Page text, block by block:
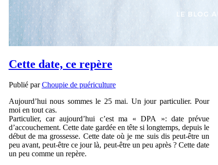
Cette date, ce repère
Publié parChoupie de puériculture
Aujourd’hui nous sommes le 25 mai. Un jour particulier. Pour
moi en tout cas.
Particulier, car aujourd’hui c’est ma « DPA »: date prévue
d’accouchement. Cette date gardée en tête si longtemps, depuis le
début de ma grossesse. Cette date où je me suis dis peut-être un
peu avant, peut-être ce jour là, peut-être un peu après ? Cette date
un peu comme un repère.